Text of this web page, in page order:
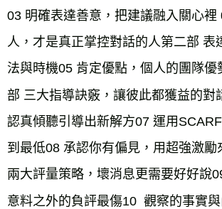
03 明確表達善意，把建議融入關心裡
人，才是真正掌控對話的人第二部 表
法與時機05 肯定優點，個人的團隊優
部 三大指導訣竅，讓彼此都獲益的對
認真傾聽引導出新解方07 運用
到最低08 承認你有偏見，用超強激勵
兩大評量策略，壞消息更需要好好說
意料之外的負評最傷10  觀察的事實